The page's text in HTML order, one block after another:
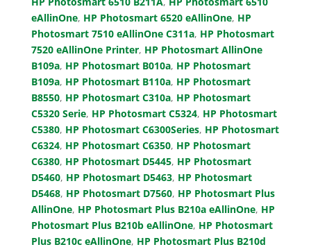
eAllinOne, HP Photosmart 6520 eAllinOne, HP
Photosmart 7510 eAllinOne C311a, HP Photosmart
7520 eAllinOne Printer, HP Photosmart AllinOne
B109a, HP Photosmart B010a, HP Photosmart
B109a, HP Photosmart B110a, HP Photosmart
B8550, HP Photosmart C310a, HP Photosmart
C5320 Serie, HP Photosmart C5324, HP Photosmart
C5380, HP Photosmart C6300Series, HP Photosmart
C6324, HP Photosmart C6350, HP Photosmart
C6380, HP Photosmart D5445, HP Photosmart
D5460, HP Photosmart D5463, HP Photosmart
D5468, HP Photosmart D7560, HP Photosmart Plus
AllinOne, HP Photosmart Plus B210a eAllinOne, HP
Photosmart Plus B210b eAllinOne, HP Photosmart
Plus B210c eAllinOne, HP Photosmart Plus B210d